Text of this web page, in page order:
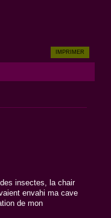
IMPRIMER
insectes, la chair
envahi ma cave
de mon